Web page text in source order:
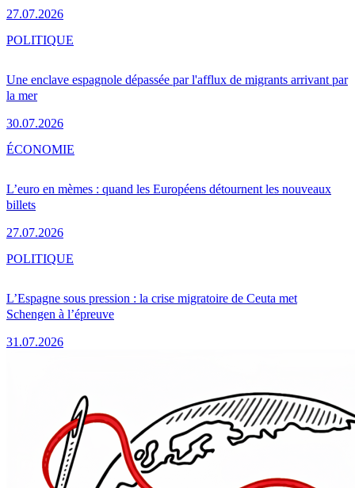
27.07.2026
Une enclave espagnole dépassée par l'afflux de migrants arrivant par
la mer
30.07.2026
POLITIQUE
L’euro en mèmes : quand les Européens détournent les nouveaux
billets
27.07.2026
ÉCONOMIE
L’Espagne sous pression : la crise migratoire de Ceuta met
Schengen à l’épreuve
31.07.2026
POLITIQUE